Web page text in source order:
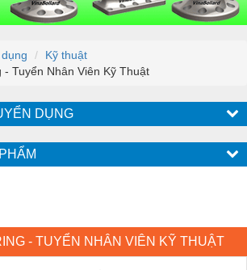
Kỹ thuật
- Tuyển Nhân Viên Kỹ Thuật
DỤNG
- TUYỂN NHÂN VIÊN KỸ THUẬT